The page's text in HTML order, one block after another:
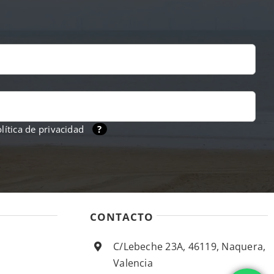
de privacidad ?
CONTACTO
C/Lebeche 23A, 46119, Naquera,
Valencia